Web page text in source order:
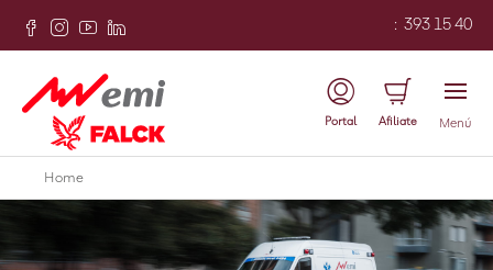
: 393 15 40
Portal Afiliate Menú
Home